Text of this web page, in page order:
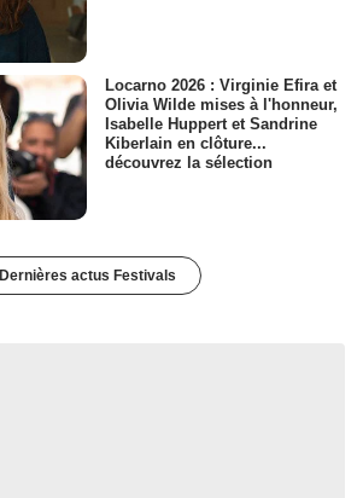
Locarno 2026 : Virginie Efira et
Olivia Wilde mises à l'honneur,
Isabelle Huppert et Sandrine
Kiberlain en clôture...
découvrez la sélection
Dernières actus Festivals